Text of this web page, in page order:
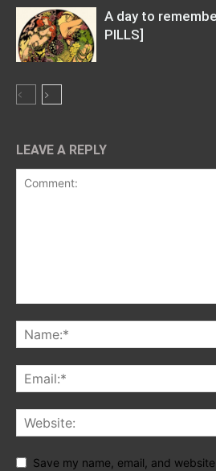
A day to
PILLS]
LEAVE A REPLY
Save my name, email, and